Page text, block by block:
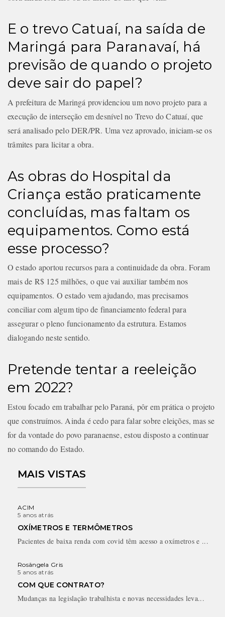
E o trevo Catuaí, na saída de
Maringá para Paranavaí, há
previsão de quando o projeto
deve sair do papel?
A prefeitura de Maringá providenciou um novo projeto para a
execução de interseção em desnível no Trevo do Catuaí, que
será analisado pelo DER/PR. Uma vez aprovado, iniciam-se os
trâmites para licitar a obra.
As obras do Hospital da
Criança estão praticamente
concluídas, mas faltam os
equipamentos. Como está
esse processo?
O estado aportou recursos para a continuidade da obra. Foram
mais de R$ 125 milhões, o que vai auxiliar também nos
equipamentos. O estado vem ajudando, mas precisamos
conciliar com algum tipo de financiamento federal para
assegurar o pleno funcionamento da estrutura. Estamos
dialogando neste sentido.
Pretende tentar a reeleição
em 2022?
Estou focado em trabalhar pelo Paraná, pôr em prática o projeto
que construímos. Ainda é cedo para falar sobre eleições, mas se
for da vontade do povo paranaense, estou disposto a continuar
no comando do Estado.
MAIS VISTAS
ACIM
5 anos atrás
OXÍMETROS E TERMÔMETROS
Pacientes de baixa renda com covid têm acesso a oxímetros e ...
Rosângela Gris
5 anos atrás
COM QUE CONTRATO?
Mudanças na legislação trabalhista e novas necessidades leva...